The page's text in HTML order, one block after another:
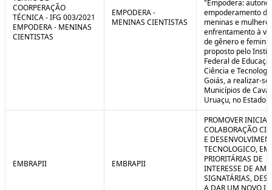
COORPERAÇÃO
TÉCNICA - IFG 003/2021
EMPODERA - MENINAS
CIENTISTAS
EMPODERA -
MENINAS CIENTISTAS
"Empodera:
empoderamento de
meninas e
enfrentamento à
de gênero e
proposto pelo
Federal de
Ciência e
Goiás, a realizar-se
Municípios de
Uruaçu, no Estado
EMBRAPII EMBRAPII
PROMOVER
COLABORAÇÃO
E
TECNOLOGICO, EM
PRIORITÁRIAS DE
INTERESSE DE
SIGNATÁRIAS,
A DAR UM NOVO